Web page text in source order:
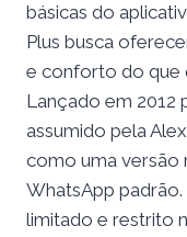
básicas do
Plus busca
e conforto do que
Lançado em
assumido pela
como uma versão
WhatsApp
limitado e restrito